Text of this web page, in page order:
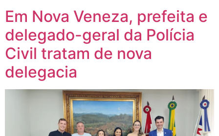
Em Nova Veneza, prefeita e
delegado-geral da Polícia
Civil tratam de nova
delegacia